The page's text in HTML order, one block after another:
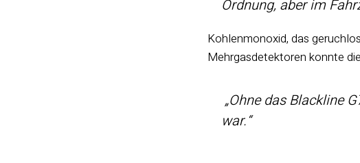
Ordnung, aber im
Kohlenmonoxid, das
Mehrgasdetektoren konnte
„Ohne das Blackline
war.“